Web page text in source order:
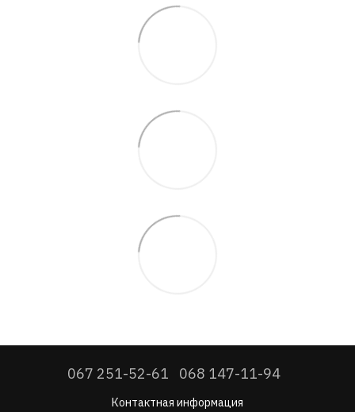
067 251-52-61 068 147-11-94
Контактная информация